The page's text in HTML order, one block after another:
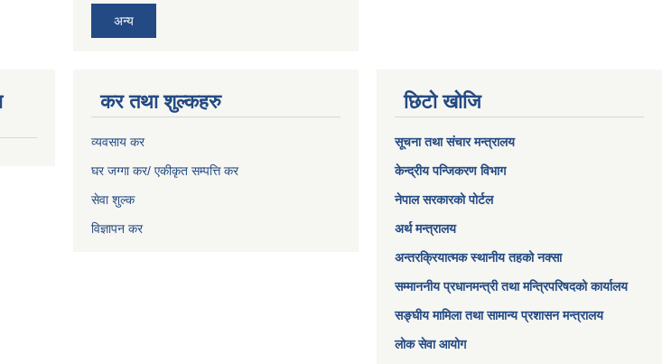
अन्य
कर तथा शुल्कहरु
व्यवसाय कर
घर जग्गा कर/ एकीकृत सम्पत्ति कर
सेवा शुल्क
विज्ञापन कर
छिटो खोजि
सूचना तथा संचार मन्त्रालय
केन्द्रीय पन्जिकरण विभाग
नेपाल सरकारको पोर्टल
अर्थ मन्त्रालय
अन्तरक्रियात्मक स्थानीय तहको नक्सा
सम्माननीय प्रधानमन्त्री तथा मन्त्रिपरिषद‌को कार्यालय
सङ्‍घीय मामिला तथा सामान्य प्रशासन मन्त्रालय
लोक सेवा आयोग